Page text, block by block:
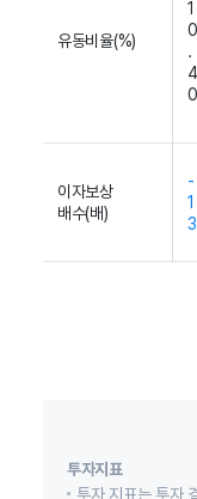
유동비율(%)
1
0
.
4
0
이자보상
배수(배)
-
1
3
투자지표
투자 지표는 투자